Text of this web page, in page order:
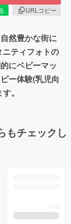
URLコピー
然豊かな街に
ティフォトの
にベビーマッ
ー体験(乳児向
。
もチェックし